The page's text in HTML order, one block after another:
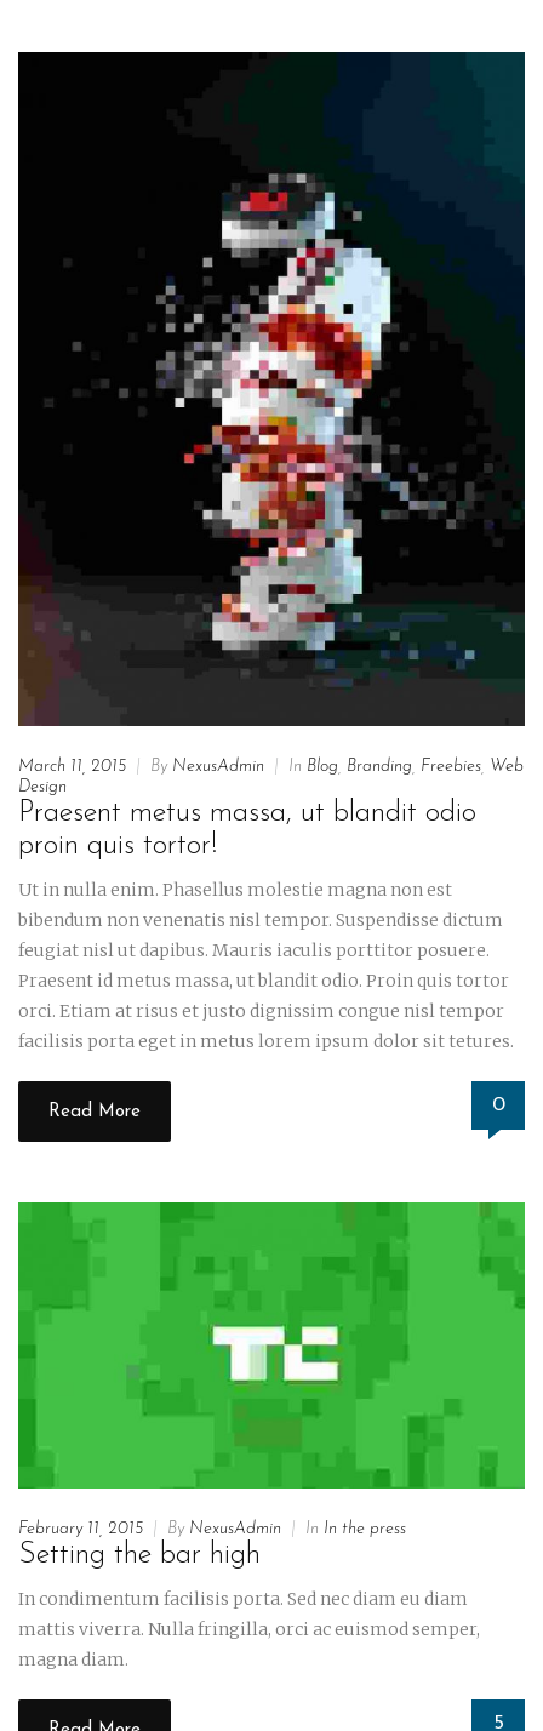
March 11, 2015 | By NexusAdmin | In Blog Branding Freebies Web
Design
Praesent metus massa, ut blandit odio
proin quis tortor!
Ut in nulla enim. Phasellus molestie magna non est
bibendum non venenatis nisl tempor. Suspendisse dictum
feugiat nisl ut dapibus. Mauris iaculis porttitor posuere.
Praesent id metus massa, ut blandit odio. Proin quis tortor
orci. Etiam at risus et justo dignissim congue nisl tempor
facilisis porta eget in metus lorem ipsum dolor sit tetures.
Read More 0
February 11, 2015 | By NexusAdmin | In In the press
Setting the bar high
In condimentum facilisis porta. Sed nec diam eu diam
mattis viverra. Nulla fringilla, orci ac euismod semper,
magna diam.
5